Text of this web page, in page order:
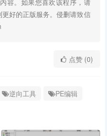
容。如果您喜欢该程序，请
好的正版服务。侵删请致信
点赞 (0)
逆向工具
PE编辑